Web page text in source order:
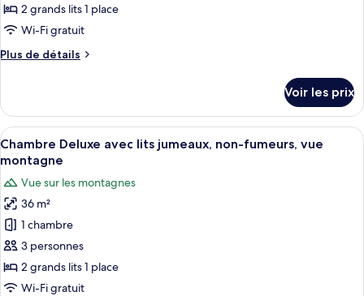
vue
montagne
de
chambre :
Supérieure
jumeaux,
non-
fumeurs,
vue
montagne
2 grands lits 1 place
Wi-Fi gratuit
Plus de détails
Plus
le
type
de
chambre
Chambre
Supérieure
avec
lits
jumeaux,
non-
vue
montagne
Voir les prix
Afficher
toutes
photos
pour
ce
type
de
chambre :
Une chambre d’hôtel avec deux
7
Chambre Deluxe avec lits jumeaux, non-fumeurs, vue
montagne
Vue sur les montagnes
36 m²
1 chambre
3 personnes
2 grands lits 1 place
Wi-Fi gratuit